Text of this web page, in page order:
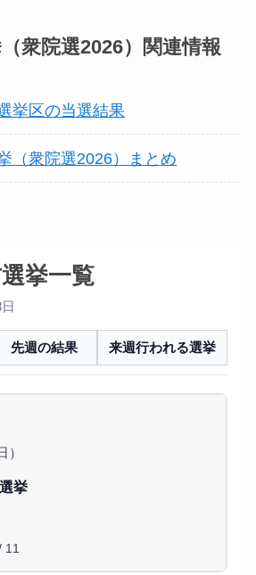
衆院選2026） 関連情報
挙区の当選結果
（衆院選2026）まとめ
挙一覧
先週の結果 来週行われる選挙
）
挙
11